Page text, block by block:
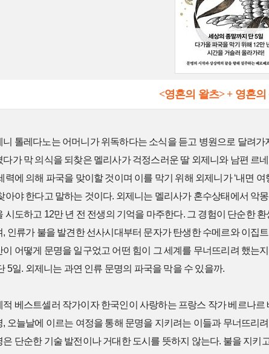
<영혼의 왈츠> + 영혼
니 톨레다노는 어머니가 위독하다는 소식을 듣고 병원으로 달려
다가 막 의식을 되찾은 멜리사가 걱정스러운 딸 외제니와 남편 르
력에 의해 파국을 맞이할 것이며 이를 막기 위해 외제니가 ‘내면
아야 한다고 말하는 것이다. 외제니는 멜리사가 혼수상태에서 악
시도하고 12만 년 전 전생의 기억을 마주한다. 그 경험이 단순한
, 인류가 불을 발견한 선사시대부터 문자가 탄생한 수메르와 이집
이 어떻게 문명을 일구었고 어떤 힘이 그 세계를 무너뜨리려 했는
5일. 외제니는 과연 인류 문명의 파국을 막을 수 있을까.
적 베스트셀러 작가이자 한국인이 사랑하는 프랑스 작가 베르나
, 오늘날에 이르는 여정을 통해 문명을 지키려는 이들과 무너뜨리
은 단순한 기술 발전이나 거대한 도시를 뜻하지 않는다. 불을 지키